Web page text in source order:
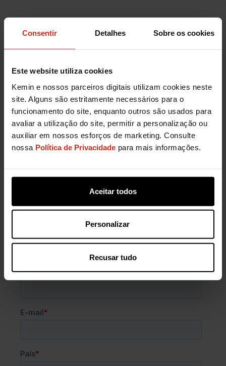
Consentir Detalhes Sobre os cookies
Este website utiliza cookies
Kemin e nossos parceiros digitais utilizam cookies neste
site. Alguns são estritamente necessários para o
funcionamento do site, enquanto outros são usados para
avaliar a utilização do site, permitir a personalização ou
auxiliar em nossos esforços de marketing. Consulte
nossa Política de Privacidade para mais informações.
Aceitar todos
Personalizar
Recusar tudo
para animais de estimação
TM
inibidores de fungos sintéticos, projetados para
estimação.
SAIBA MAIS